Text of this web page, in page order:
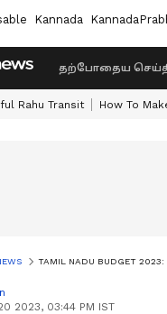
Kannada
தற்போதைய
Rahu Transit How To
TAMIL NADU BUDGET
2023, 03:44 PM IST